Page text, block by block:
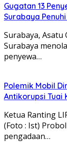
Gugatan 13
Surabaya
Surabaya,
Surabaya
penyewa…
Polemik Mobil
Antikorupsi Tuai
Ketua Ranting
(Foto : Ist)
pengadaan…